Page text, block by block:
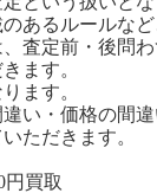
あるルールな
査定前・後問
ます。
ます。
い・価格の間
ただきます。
買取